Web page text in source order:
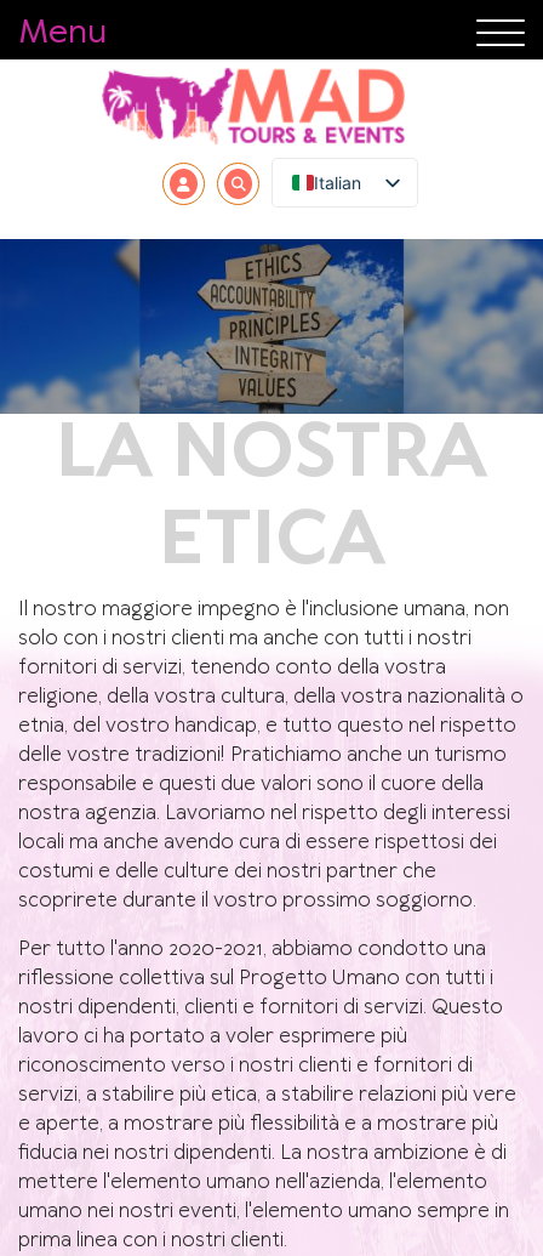
Menu
Italian
LA NOSTRA
ETICA
Il nostro maggiore impegno è l'inclusione umana, non
solo con i nostri clienti ma anche con tutti i nostri
fornitori di servizi, tenendo conto della vostra
religione, della vostra cultura, della vostra nazionalità o
etnia, del vostro handicap, e tutto questo nel rispetto
delle vostre tradizioni! Pratichiamo anche un turismo
responsabile e questi due valori sono il cuore della
nostra agenzia. Lavoriamo nel rispetto degli interessi
locali ma anche avendo cura di essere rispettosi dei
costumi e delle culture dei nostri partner che
scoprirete durante il vostro prossimo soggiorno.
Per tutto l'anno 2020-2021, abbiamo condotto una
riflessione collettiva sul Progetto Umano con tutti i
nostri dipendenti, clienti e fornitori di servizi. Questo
lavoro ci ha portato a voler esprimere più
riconoscimento verso i nostri clienti e fornitori di
servizi, a stabilire più etica, a stabilire relazioni più vere
e aperte, a mostrare più flessibilità e a mostrare più
fiducia nei nostri dipendenti. La nostra ambizione è di
mettere l'elemento umano nell'azienda, l'elemento
umano nei nostri eventi, l'elemento umano sempre in
prima linea con i nostri clienti.